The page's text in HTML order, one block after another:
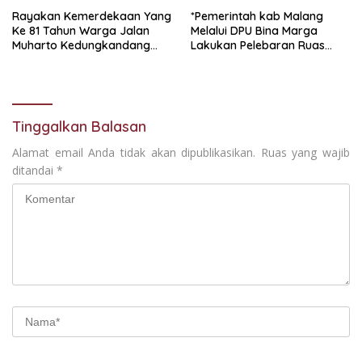
Sidoarjo dan HP (25) warga
Tulungagung.
Rayakan Kemerdekaan Yang
Ke 81 Tahun Warga Jalan
Muharto Kedungkandang
*Pemerintah kab Malang
Melalui DPU Bina Marga
Lakukan Pelebaran Ruas
Tinggalkan Balasan
Alamat email Anda tidak akan dipublikasikan. Ruas yang wajib
ditandai *